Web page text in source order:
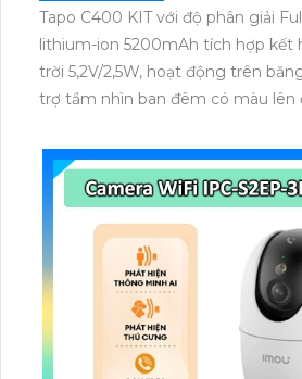
Tapo C400 KIT với độ phân giải
lithium-ion 5200mAh tích hợp kết
trời 5,2V/2,5W, hoạt động trên
trợ tầm nhìn ban đêm có màu lên
dữ liệu qua thẻ microSD lên đến